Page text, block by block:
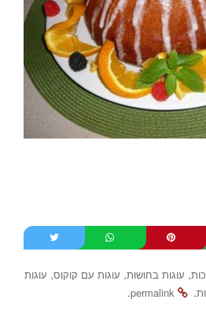
, עוגות בחושות, עוגות עם קוקוס, עוגות
.
permalink
.